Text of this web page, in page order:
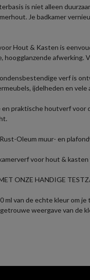
is niet alleen
Je badkamer
Hout & Kasten is
hoogglanzende
verf is
ijdelheden en
praktische houtverf voor
Oleum muur- en
voor hout &
ONZE HANDIGE
van de echte kleur om
weergave van de